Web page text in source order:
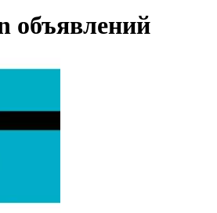
объявлений